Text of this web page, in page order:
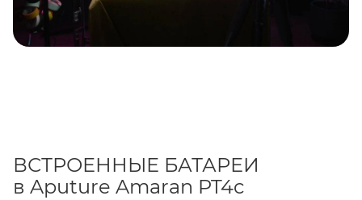
ВСТРОЕННЫЕ БАТАРЕИ
в Aputure Amaran PT4c